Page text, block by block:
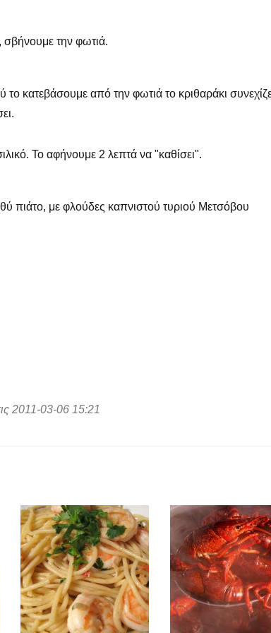
σβήνουμε την φωτιά.
το κατεβάσουμε από την φωτιά το κριθαράκι
Το αφήνουμε 2 λεπτά να "καθίσει".
πιάτο, με φλούδες καπνιστού τυριού Μετσόβου
2011-03-06 15:21